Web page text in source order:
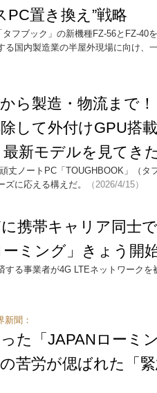
PC置き換え”戦略
フブック」の新機種FZ-56とFZ-40
る国内製造業の半屋外現場に向け、
ら製造・物流まで
して外付けGPU搭
新モデルを見てき
丈ノートPC「TOUGHBOOK」（タ
に応える構えだ。
（2026/4/15）
携帯キャリア同士
ーミング」きょう開
する事業者が4G LTEネットワーク
新聞：
た「JAPANローミ
苦労が偲ばれた「緊